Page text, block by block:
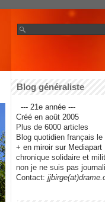
Blog généraliste
--- 21e année ---
Créé en août 2005
Plus de 6000 articles
Blog quotidien français le
+ en miroir sur Mediapart
chronique solidaire et
non je ne suis pas
Contact: